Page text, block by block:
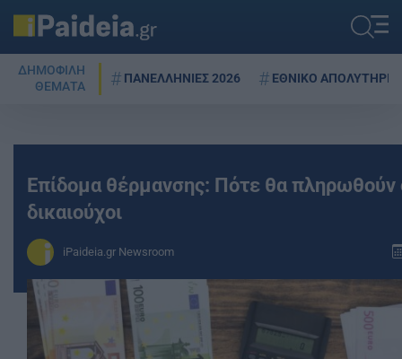
ΔΗΜΟΦΙΛΗ
ΘΕΜΑΤΑ
ΠΑΝΕΛΛΗΝΙΕΣ 2026 ΕΘΝΙΚΟ ΑΠΟΛΥΤΗΡΙΟ
Επίδομα θέρμανσης: Πότε θα πληρωθούν
δικαιούχοι
iPaideia.gr Newsroom